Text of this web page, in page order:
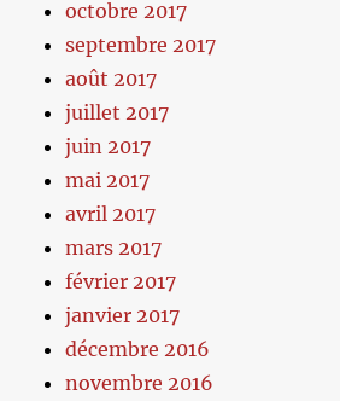
octobre 2017
septembre 2017
août 2017
juillet 2017
juin 2017
mai 2017
avril 2017
mars 2017
février 2017
janvier 2017
décembre 2016
novembre 2016